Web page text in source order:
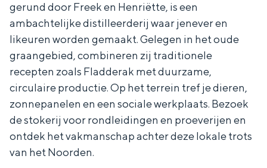
gerund door Freek en Henriëtte, is een
ambachtelijke distilleerderij waar jenever en
likeuren worden gemaakt. Gelegen in het oude
graangebied, combineren zij traditionele
recepten zoals Fladderak met duurzame,
circulaire productie. Op het terrein tref je dieren,
zonnepanelen en een sociale werkplaats. Bezoek
de stokerij voor rondleidingen en proeverijen en
ontdek het vakmanschap achter deze lokale trots
van het Noorden.